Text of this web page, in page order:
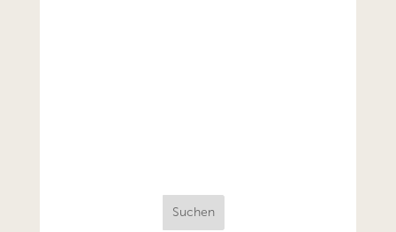
Suchen